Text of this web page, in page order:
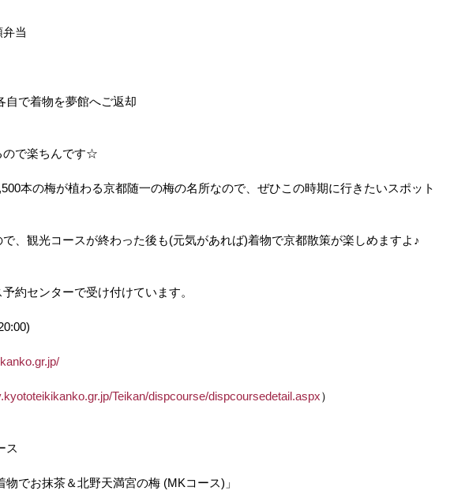
当
で着物を夢館へご返却
ので楽ちんです☆
本の梅が植わる京都随一の梅の名所なので、ぜひこの時期に行きたいスポット
、観光コースが終わった後も(元気があれば)着物で京都散策が楽しめますよ♪
約センターで受け付けています。
Teikan/dispcourse/dispcoursedetail.aspx）
ス
でお抹茶＆北野天満宮の梅 (MKコース)」